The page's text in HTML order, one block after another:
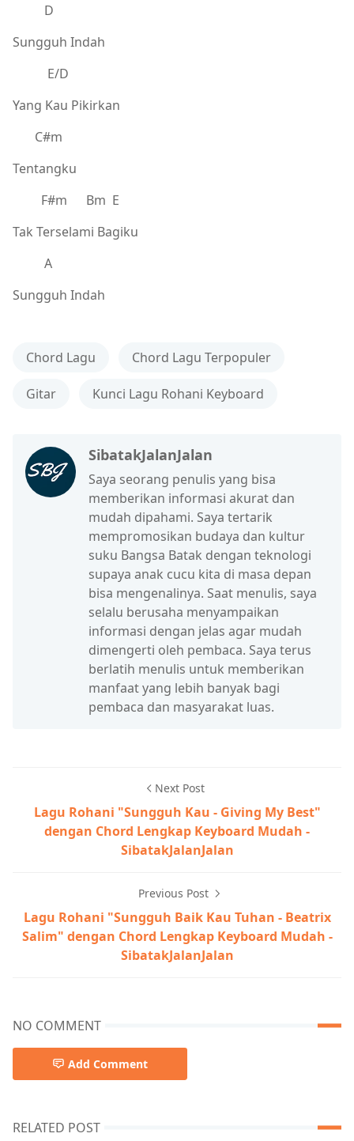
D
Sungguh Indah
E/D
Yang Kau Pikirkan
C#m
Tentangku
F#m Bm E
Tak Terselami Bagiku
A
Sungguh Indah
Chord Lagu Chord Lagu Terpopuler
Gitar Kunci Lagu Rohani Keyboard
SibatakJalanJalan
Saya seorang penulis yang bisa
memberikan informasi akurat dan
mudah dipahami. Saya tertarik
mempromosikan budaya dan kultur
suku Bangsa Batak dengan teknologi
supaya anak cucu kita di masa depan
bisa mengenalinya. Saat menulis, saya
selalu berusaha menyampaikan
informasi dengan jelas agar mudah
dimengerti oleh pembaca. Saya terus
berlatih menulis untuk memberikan
manfaat yang lebih banyak bagi
pembaca dan masyarakat luas.
Next Post
Lagu Rohani "Sungguh Kau - Giving My Best"
dengan Chord Lengkap Keyboard Mudah -
SibatakJalanJalan
Previous Post
Lagu Rohani "Sungguh Baik Kau Tuhan - Beatrix
Salim" dengan Chord Lengkap Keyboard Mudah -
SibatakJalanJalan
NO COMMENT
Add Comment
RELATED POST